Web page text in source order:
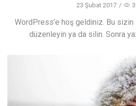
23 Şubat 2017 /
WordPress’e hoş geldiniz. Bu sizin
düzenleyin ya da silin. Sonra